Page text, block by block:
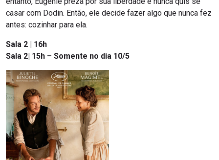
casar com Dodin. Então, ele decide fazer algo que nunca fez
antes: cozinhar para ela.
Sala 2 | 16h
Sala 2| 15h – Somente no dia 10/5